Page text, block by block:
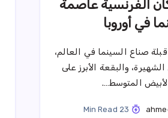
الفرنسية عاصمة
في أوروبا
صناع السينما في العالم،
والبقعة الأبرز على
المتوسط….